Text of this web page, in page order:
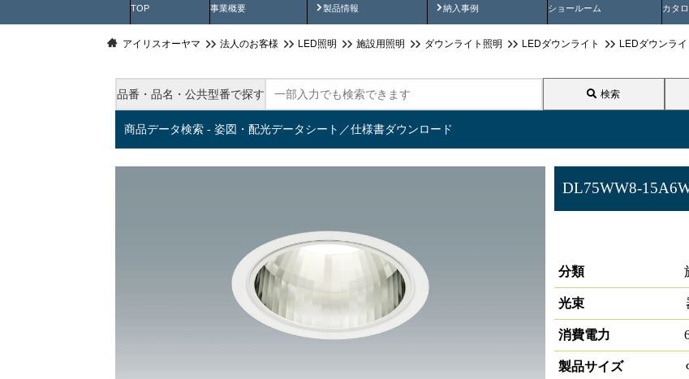
TOP 事業概要 製品情報
製品動画 納入事例
納入事例動画 ショールーム カタ
アイリスオーヤマ 法人のお客様 LED照明 施設用照明 ダウンライト照明 LEDダウンライト LEDダウンライ
品番・品名・公共型番で探す 検索
商品データ検索 - 姿図・配光データシート／仕様書ダウンロード
DL75WW8-
分類
光束
消費電力
製品サイズ